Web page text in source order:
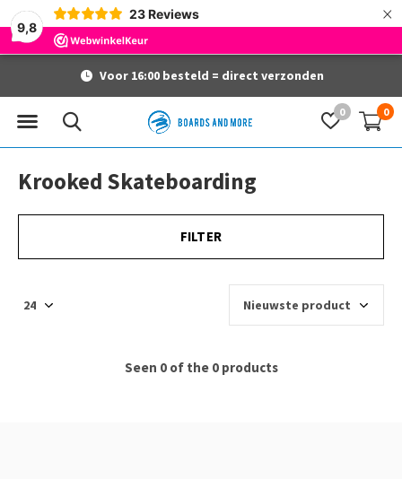
9,8
23 Reviews ×
0 0
Voor 16:00 besteld = direct verzonden
Krooked Skateboarding
FILTER
Seen 0 of the 0 products